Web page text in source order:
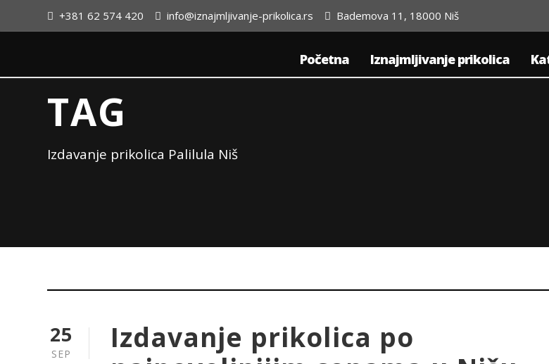
+381 62 574 420 info@iznajmljivanje-prikolica.rs Bademova 11, 18000 Niš
Početna Iznajmljivanje prikolica
TAG
Izdavanje prikolica Palilula Niš
25
SEP
Izdavanje prikolica po